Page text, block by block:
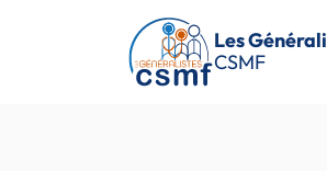
Passer au contenu principal
Les
CSMF